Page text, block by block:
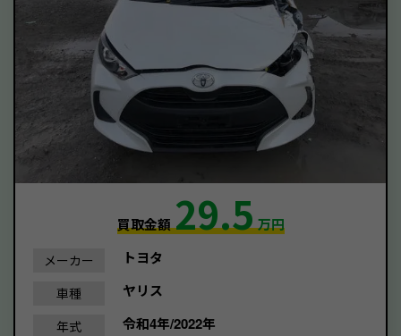
買取金額29.5万円
メーカー トヨタ
車種 ヤリス
年式 令和4年/2022年